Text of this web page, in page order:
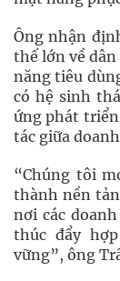
Ông nhận
thế lớn về
năng tiêu
có hệ sinh
ứng phát
tác giữa
“Chúng tôi
thành nền
nơi các
thúc đẩy
vững”, ông